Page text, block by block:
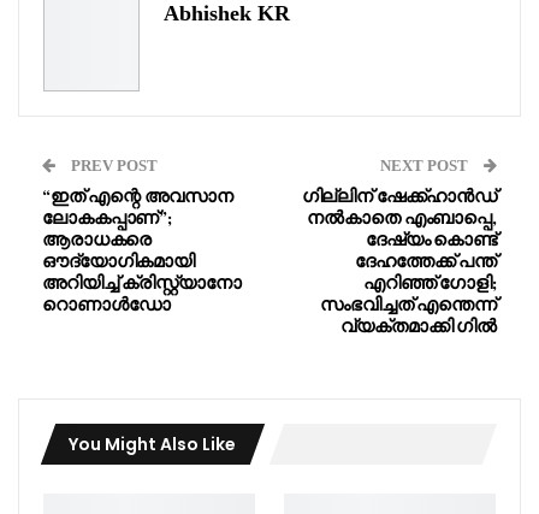
Abhishek KR
PREV POST
“ഇത് എന്റെ അവസാന
ലോകകപ്പാണ്”;
ആരാധകരെ
ഔദ്യോഗികമായി
അറിയിച്ച് ക്രിസ്റ്റ്യാനോ
റൊണാൾഡോ
NEXT POST
ഗില്ലിന് ഷേക്ക്‌ഹാൻഡ്
നൽകാതെ എംബാപ്പെ,
ദേഷ്യം കൊണ്ട്
ദേഹത്തേക്ക് പന്ത്
എറിഞ്ഞ് ഗോളി;
സംഭവിച്ചത് എന്തെന്ന്
വ്യക്തമാക്കി ഗിൽ
You Might Also Like